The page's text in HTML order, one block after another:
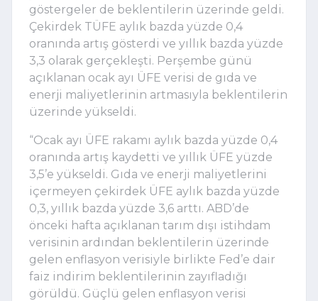
göstergeler de beklentilerin üzerinde geldi.
Çekirdek TÜFE aylık bazda yüzde 0,4
oranında artış gösterdi ve yıllık bazda yüzde
3,3 olarak gerçekleşti. Perşembe günü
açıklanan ocak ayı ÜFE verisi de gıda ve
enerji maliyetlerinin artmasıyla beklentilerin
üzerinde yükseldi.
“Ocak ayı ÜFE rakamı aylık bazda yüzde 0,4
oranında artış kaydetti ve yıllık ÜFE yüzde
3,5’e yükseldi. Gıda ve enerji maliyetlerini
içermeyen çekirdek ÜFE aylık bazda yüzde
0,3, yıllık bazda yüzde 3,6 arttı. ABD’de
önceki hafta açıklanan tarım dışı istihdam
verisinin ardından beklentilerin üzerinde
gelen enflasyon verisiyle birlikte Fed’e dair
faiz indirim beklentilerinin zayıfladığı
görüldü. Güçlü gelen enflasyon verisi